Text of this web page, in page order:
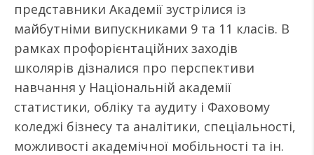
представники Академії зустрілися із
майбутніми випускниками 9 та 11 класів. В
рамках профорієнтаційних заходів
школярів дізналися про перспективи
навчання у Національній академії
статистики, обліку та аудиту і Фаховому
коледжі бізнесу та аналітики, спеціальності,
можливості академічної мобільності та ін.